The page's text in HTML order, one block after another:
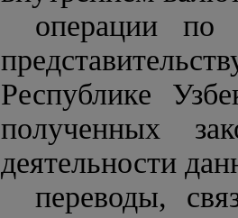
операции по
Республике
полученных
деятельности
переводы,